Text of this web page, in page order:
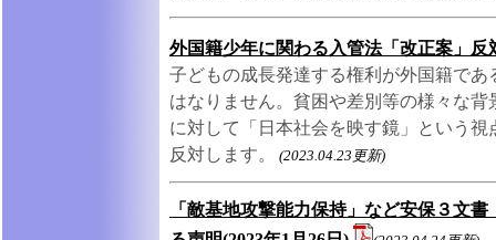
外国籍少年に関わる入管法「改正案」反
子どもの成長発達する権利が外国籍で
はなりません。貧困や差別等の様々な
に対して「日本社会を映す鏡」という
反対します。
(2023.04.23更新)
「敵基地攻撃能力保持」など安保３文